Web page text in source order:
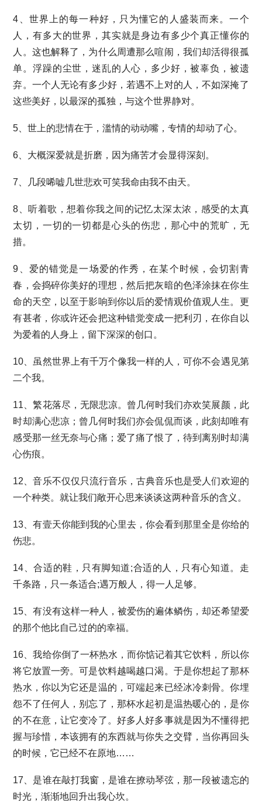
4、世界上的每一种好，只为懂它的人盛装而来。一个
人，有多大的世界，其实就是身边有多少个真正懂你的
人。这也解释了，为什么周遭那么喧闹，我们却活得很孤
单。浮躁的尘世，迷乱的人心，多少好，被辜负，被遗
弃。一个人无论有多少好，若遇不上对的人，不如深掩了
这些美好，以最深的孤独，与这个世界静对。
5、世上的悲情在于，滥情的动动嘴，专情的却动了心。
6、大概深爱就是折磨，因为痛苦才会显得深刻。
7、几段唏嘘几世悲欢可笑我命由我不由天。
8、听着歌，想着你我之间的记忆太深太浓，感受的太真
太切，一切的一切都是心头的伤悲，那心中的荒旷，无
措。
9、爱的错觉是一场爱的作秀，在某个时候，会切割青
春，会捣碎你美好的理想，然后把灰暗的色泽涂抹在你生
命的天空，以至于影响到你以后的爱情观价值观人生。更
有甚者，你或许还会把这种错觉变成一把利刃，在你自以
为爱着的人身上，留下深深的创口。
10、虽然世界上有千万个像我一样的人，可你不会遇见第
二个我。
11、繁花落尽，无限悲凉。曾几何时我们亦欢笑展颜，此
时却满心悲凉；曾几何时我们亦会侃侃而谈，此刻却唯有
感受那一丝无奈与心痛；爱了痛了恨了，待到离别时却满
心伤痕。
12、音乐不仅仅只流行音乐，古典音乐也是受人们欢迎的
一个种类。就让我们敞开心思来谈谈这两种音乐的含义。
13、有壹天你能到我的心里去，你会看到那里全是你给的
伤悲。
14、合适的鞋，只有脚知道;合适的人，只有心知道。走
千条路，只一条适合;遇万般人，得一人足够。
15、有没有这样一种人，被爱伤的遍体鳞伤，却还希望爱
的那个他比自己过的的幸福。
16、我给你倒了一杯热水，而你惦记着其它饮料，所以你
将它放置一旁。可是饮料越喝越口渴。于是你想起了那杯
热水，你以为它还是温的，可端起来已经冰冷刺骨。你埋
怨不了任何人，别忘了，那杯水起初是温热暖心的，是你
的不在意，让它变冷了。好多人好多事就是因为不懂得把
握与珍惜，本该拥有的东西就与你失之交臂，当你再回头
的时候，它已经不在原地……
17、是谁在敲打我窗，是谁在撩动琴弦，那一段被遗忘的
时光，渐渐地回升出我心坎。